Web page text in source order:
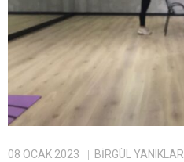
Destek Olduğum Projeler
Yürüttüğüm Projeler
08 OCAK 2023 BIRGÜL YANIKLAR